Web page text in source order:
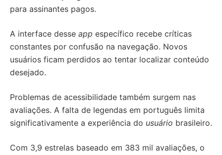
para assinantes pagos.
A interface desse app específico recebe críticas
constantes por confusão na navegação. Novos
usuários ficam perdidos ao tentar localizar conteúdo
desejado.
Problemas de acessibilidade também surgem nas
avaliações. A falta de legendas em português limita
significativamente a experiência do usuário brasileiro.
Com 3,9 estrelas baseado em 383 mil avaliações, o